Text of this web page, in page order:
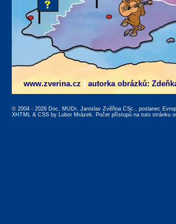
www.zverina.cz autorka obrázků:
© 2004 - 2026 Doc. MUDr. Jaroslav Zvěřina CSc., poslanec
XHTML & CSS by Lubor Mrázek. Počet přístupů na tuto stránku